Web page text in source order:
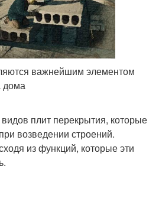
важнейшим элементом
дома
плит перекрытия, которые
возведении строений.
из функций, которые эти